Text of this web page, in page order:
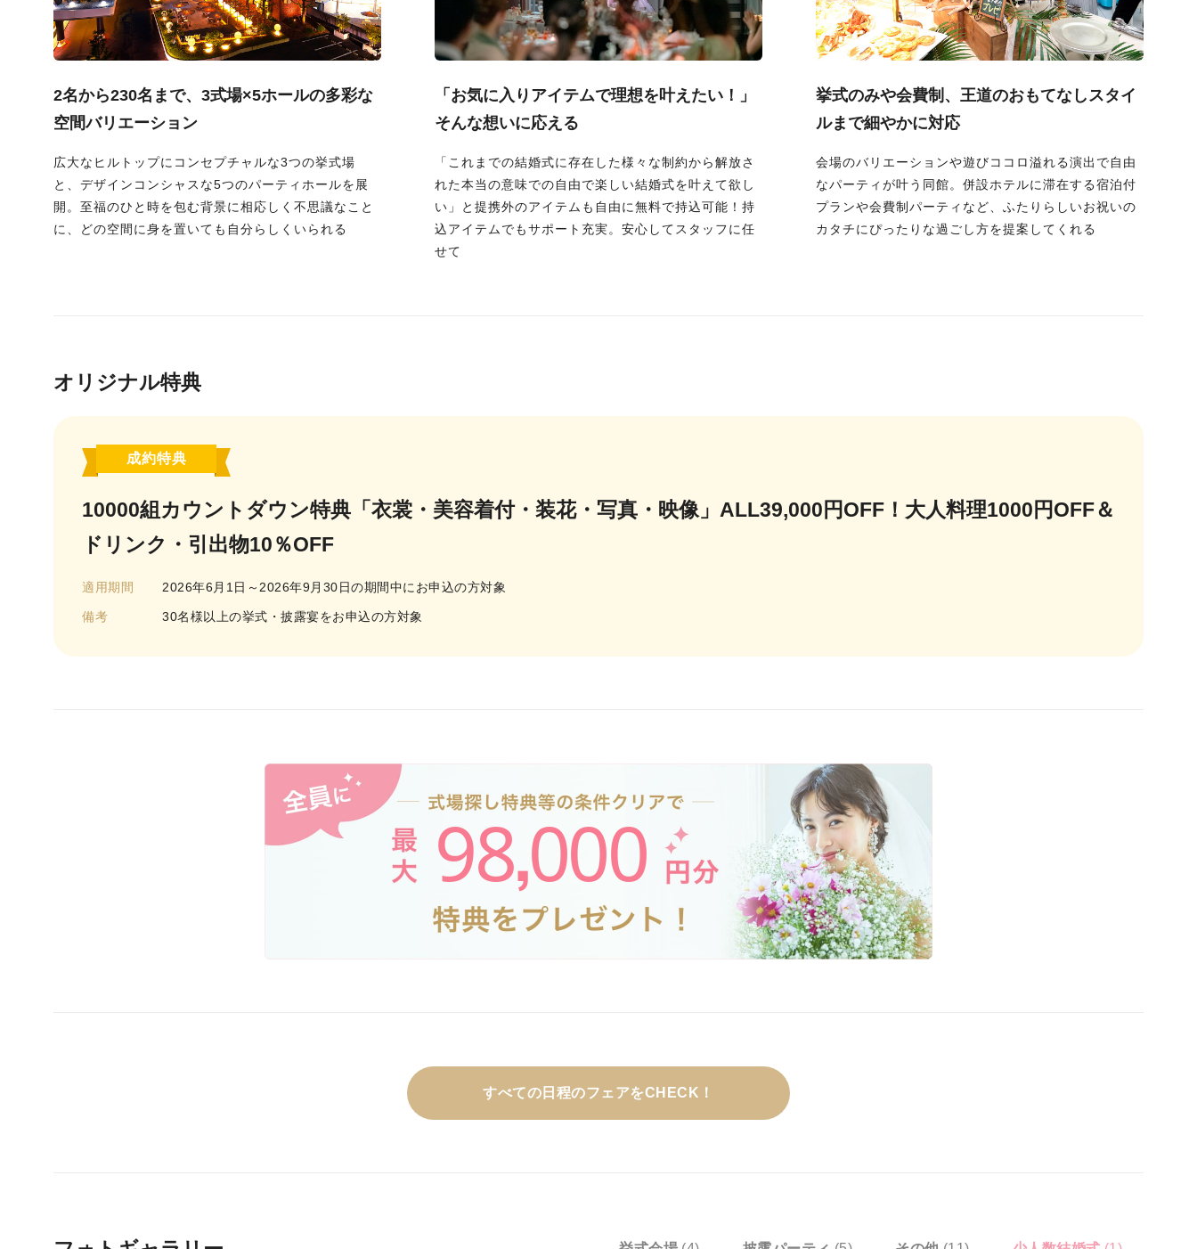
2名から230名まで、3式場×5ホールの多彩な
空間バリエーション
広大なヒルトップにコンセプチャルな3つの挙式場
と、デザインコンシャスな5つのパーティホールを展
開。至福のひと時を包む背景に相応しく不思議なこと
に、どの空間に身を置いても自分らしくいられる
「お気に入りアイテムで理想を叶えたい！」
そんな想いに応える
「これまでの結婚式に存在した様々な制約から解放さ
れた本当の意味での自由で楽しい結婚式を叶えて欲し
い」と提携外のアイテムも自由に無料で持込可能！持
込アイテムでもサポート充実。安心してスタッフに任
せて
挙式のみや会費制、王道のおもてなしスタイ
ルまで細やかに対応
会場のバリエーションや遊びココロ溢れる演出で自由
なパーティが叶う同館。併設ホテルに滞在する宿泊付
プランや会費制パーティなど、ふたりらしいお祝いの
カタチにぴったりな過ごし方を提案してくれる
オリジナル特典
成約特典
10000組カウントダウン特典「衣裳・美容着付・装花・写真・映像」ALL39,000円OFF！大人料理1000円OFF＆
ドリンク・引出物10％OFF
適用期間 2026年6月1日～2026年9月30日の期間中にお申込の方対象
備考 30名様以上の挙式・披露宴をお申込の方対象
98,000
すべての日程のフェアをCHECK！